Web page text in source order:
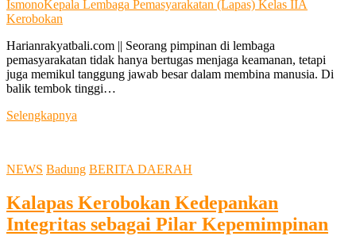
IsmonoKepala Lembaga Pemasyarakatan (Lapas) Kelas IIA
Kerobokan
Harianrakyatbali.com || Seorang pimpinan di lembaga
pemasyarakatan tidak hanya bertugas menjaga keamanan, tetapi
juga memikul tanggung jawab besar dalam membina manusia. Di
balik tembok tinggi…
Selengkapnya
Sosok
yang
Mengedepankan
Pembinaan
NEWS Badung BERITA DAERAH
Kalapas Kerobokan Kedepankan
Integritas sebagai Pilar Kepemimpinan